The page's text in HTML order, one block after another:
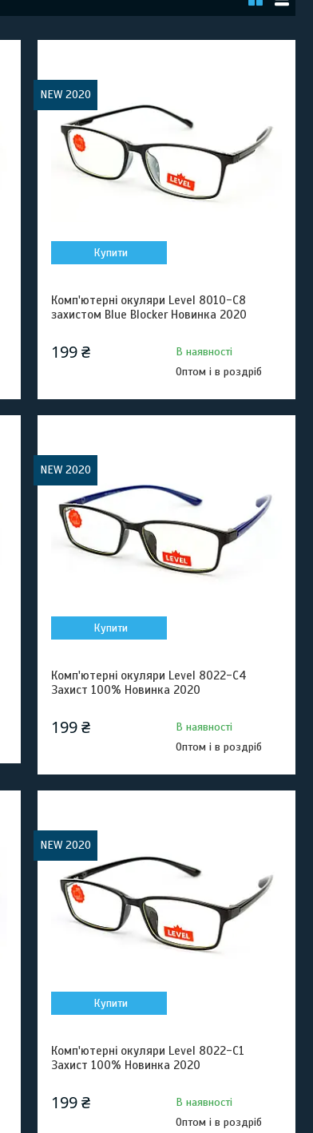
NEW 2020
Купити
Комп'ютерні окуляри Level 8010-C8
захистом Blue Blocker Новинка 2020
199 ₴
В наявності
Оптом і в роздріб
NEW 2020
Купити
Комп'ютерні окуляри Level 8022-C4
Захист 100% Новинка 2020
199 ₴
В наявності
Оптом і в роздріб
NEW 2020
Купити
Комп'ютерні окуляри Level 8022-C1
Захист 100% Новинка 2020
199 ₴
В наявності
Оптом і в роздріб